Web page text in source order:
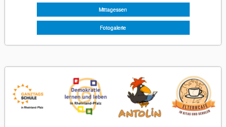
Mittagessen
Fotogalerie